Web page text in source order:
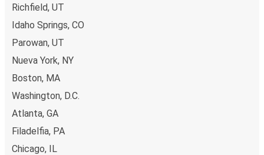
Richfield, UT
Idaho Springs, CO
Parowan, UT
Nueva York, NY
Boston, MA
Washington, D.C.
Atlanta, GA
Filadelfia, PA
Chicago, IL